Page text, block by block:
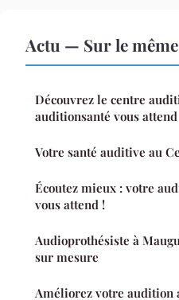
Actu — Sur le
Découvrez le centre
auditionsanté vous attend
Votre santé auditive au
Écoutez mieux : votre
vous attend !
Audioprothésiste à
sur mesure
Améliorez votre audition